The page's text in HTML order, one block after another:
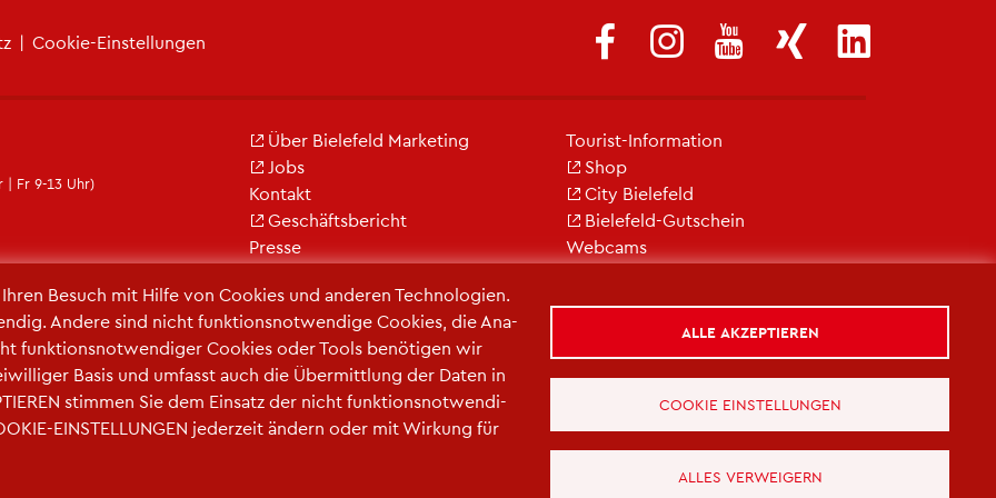
| Coo­kie-Ein­stel­lun­gen
Be­such mit Hilfe von Coo­kies und an­de­ren Tech­no­lo­gi­en.
An­de­re sind nicht funk­ti­ons­not­wen­di­ge Coo­kies, die Ana­
funk­ti­ons­not­wen­di­ger Coo­kies oder Tools be­nö­ti­gen wir
Basis und um­fasst auch die Über­mitt­lung der Daten in
stim­men Sie dem Ein­satz der nicht funk­ti­ons­not­wen­di­
EIN­STEL­LUN­GEN je­der­zeit än­dern oder mit Wir­kung für
COOKIE EINSTELLUNGEN
ALLES VERWEIGERN
ALLE AKZEPTIEREN
| Fr 9-13 Uhr)
Über Bie­le­feld Mar­ke­ting
Jobs
Kon­takt
Ge­schäfts­be­richt
Pres­se
Tou­rist-In­for­ma­ti­on
Shop
City Bie­le­feld
Bie­le­feld-Gut­schein
Web­cams